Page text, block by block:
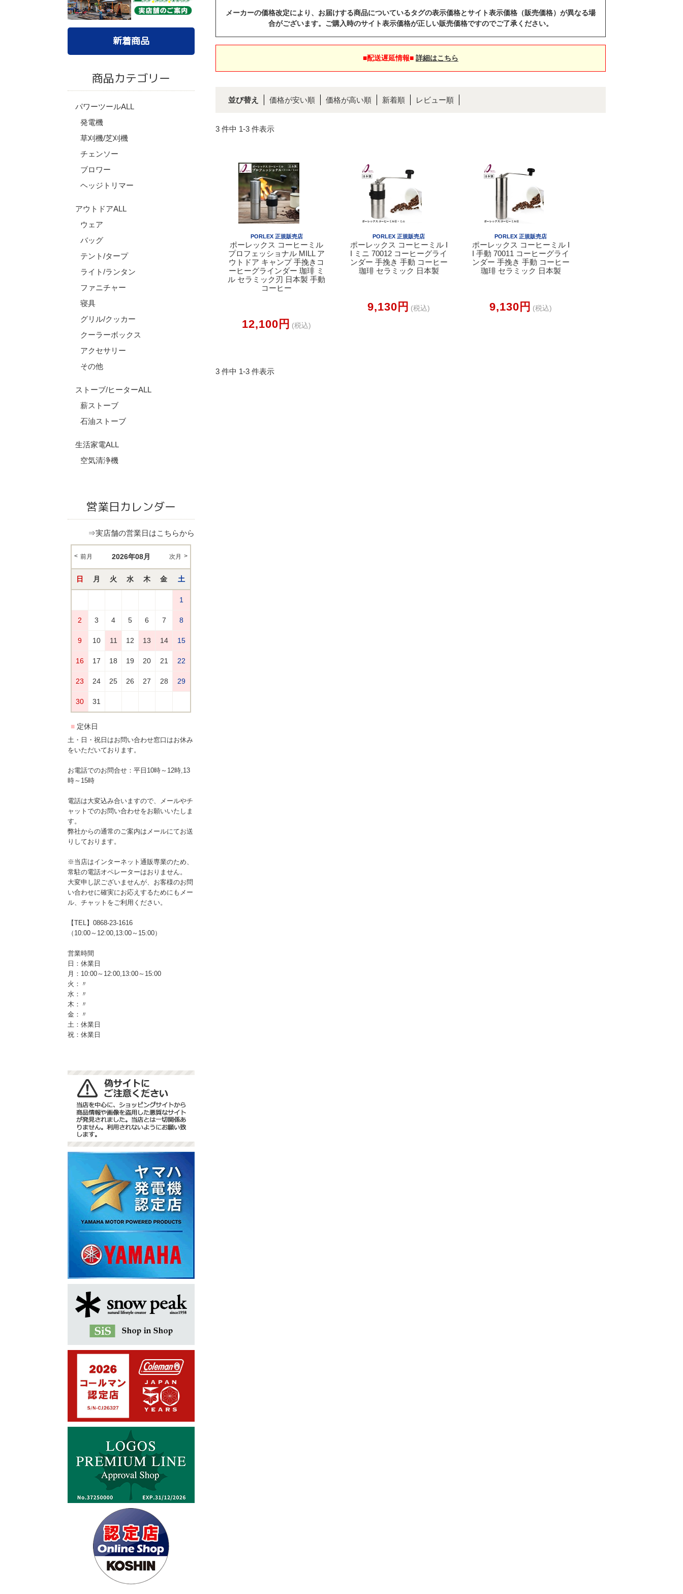
新着商品
商品カテゴリー
パワーツールALL
発電機
草刈機/芝刈機
チェンソー
ブロワー
ヘッジトリマー
アウトドアALL
ウェア
バッグ
テント/タープ
ライト/ランタン
ファニチャー
寝具
グリル/クッカー
クーラーボックス
アクセサリー
その他
ストーブ/ヒーターALL
薪ストーブ
石油ストーブ
生活家電ALL
空気清浄機
営業日カレンダー
⇒実店舗の営業日はこちらから
土・日・祝日はお問い合わせ窓口はお休み
をいただいております。
お電話でのお問合せ：平日10時～12時,13
時～15時
電話は大変込み合いますので、メールやチ
ャットでのお問い合わせをお願いいたしま
す。
弊社からの通常のご案内はメールにてお送
りしております。
※当店はインターネット通販専業のため、
常駐の電話オペレーターはおりません。
大変申し訳ございませんが、お客様のお問
い合わせに確実にお応えするためにもメー
ル、チャットをご利用ください。
【TEL】0868-23-1616
（10:00～12:00,13:00～15:00）
営業時間
日：休業日
月：10:00～12:00,13:00～15:00
火：〃
水：〃
木：〃
金：〃
土：休業日
祝：休業日
メーカーの価格改定により、お届けする商品についているタグの表示価格とサイト表示価格（販売価格）が異なる場
合がございます。ご購入時のサイト表示価格が正しい販売価格ですのでご了承ください。
■配送遅延情報■ 詳細はこちら
並び替え 価格が安い順 価格が高い順 新着順 レビュー順
3 件中 1-3 件表示
PORLEX 正規販売店
ポーレックス コーヒーミル
プロフェッショナル MILL ア
ウトドア キャンプ 手挽きコ
ーヒーグラインダー 珈琲 ミ
ル セラミック刃 日本製 手動
コーヒー
12,100円 (税込)
PORLEX 正規販売店
ポーレックス コーヒーミル I
I ミニ 70012 コーヒーグライ
ンダー 手挽き 手動 コーヒー
珈琲 セラミック 日本製
9,130円 (税込)
PORLEX 正規販売店
ポーレックス コーヒーミル I
I 手動 70011 コーヒーグライ
ンダー 手挽き 手動 コーヒー
珈琲 セラミック 日本製
9,130円 (税込)
3 件中 1-3 件表示